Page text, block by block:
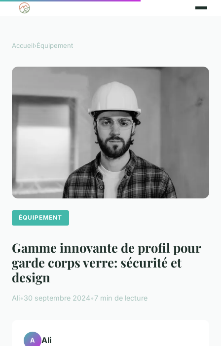
Accueil›Équipement
ÉQUIPEMENT
Gamme innovante de profil pour
garde corps verre: sécurité et
design
Ali•30 septembre 2024•7 min de lecture
A Ali